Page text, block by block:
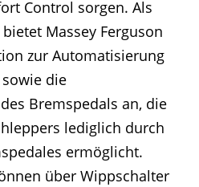
Control sorgen. Als
Massey Ferguson
zur Automatisierung
die
Bremspedals an, die
lediglich durch
ermöglicht.
über Wippschalter